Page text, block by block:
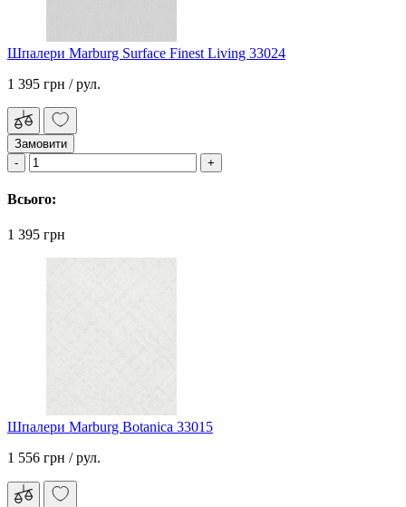
Шпалери Marburg Surface Finest Living 33024
1 395 грн / рул.
Замовити
Всього:
1 395 грн
Шпалери Marburg Botanica 33015
1 556 грн / рул.